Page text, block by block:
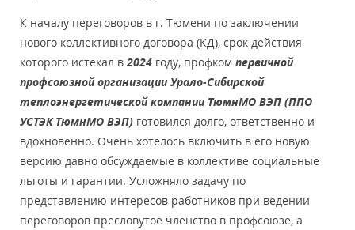
К началу переговоров в г. Тюмени по заключении
нового коллективного договора (КД), срок действия
которого истекал в2024 году, профком первичной
профсоюзной организации Урало-Сибирской
теплоэнергетической компании ТюмнМО ВЭП (ППО
УСТЭК ТюмнМО ВЭП) готовился долго, ответственно и
вдохновенно. Очень хотелось включить в его новую
версию давно обсуждаемые в коллективе социальные
льготы и гарантии. Усложняло задачу по
представлению интересов работников при ведении
переговоров пресловутое членство в профсоюзе, а